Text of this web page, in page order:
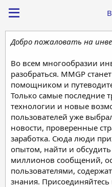
Добро пожаловать на
Во всем многообразии
разобраться. MMGP
помощником и
Только самые последние
технологии и новые
пользователей уже
новости, проверенные
заработка. Сюда люди
опытом, найти и
миллионов сообщений,
пользователями,
знания.